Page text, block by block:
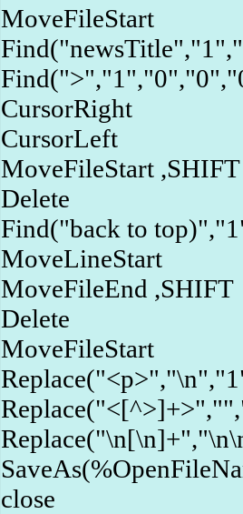
MoveFileStart
CursorRight
CursorLeft
MoveFileStart ,SHIFT
Delete
Find("back to
MoveLineStart
MoveFileEnd ,SHIFT
Delete
MoveFileStart
close